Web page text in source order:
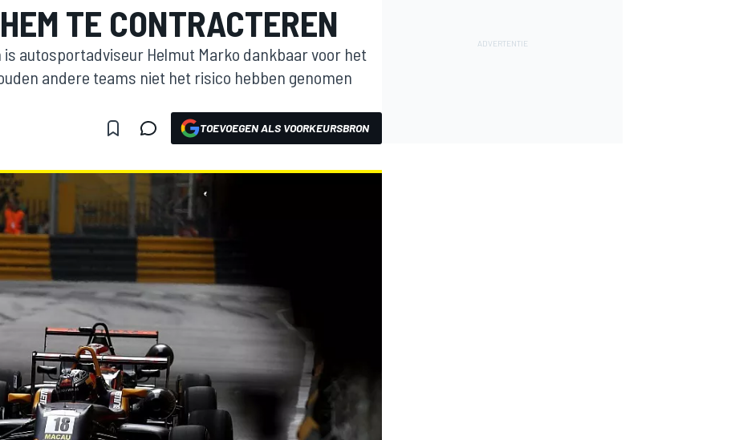
TE CONTRACTEREN
is autosportadviseur Helmut Marko dankbaar voor het
andere teams niet het risico hebben genomen
TOEVOEGEN ALS VOORKEURSBRON